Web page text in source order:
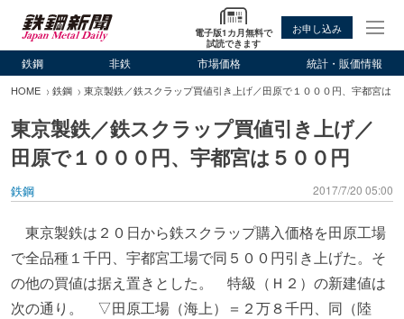
電子版1カ月無料で
試読できます
お申し込み
鉄鋼 非鉄 市場価格 統計・販価情報
HOME 鉄鋼 東京製鉄／鉄スクラップ買値引き上げ／田原で１０００円、宇都宮は
東京製鉄／鉄スクラップ買値引き上げ／
田原で１０００円、宇都宮は５００円
鉄鋼 2017/7/20 05:00
東京製鉄は２０日から鉄スクラップ購入価格を田原工場
で全品種１千円、宇都宮工場で同５００円引き上げた。そ
の他の買値は据え置きとした。 特級（Ｈ２）の新建値は
次の通り。 ▽田原工場（海上）＝２万８千円、同（陸